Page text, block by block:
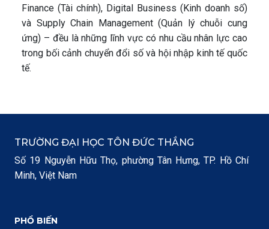
Finance (Tài chính), Digital Business (Kinh doanh số)
và Supply Chain Management (Quản lý chuỗi cung
ứng) – đều là những lĩnh vực có nhu cầu nhân lực cao
trong bối cảnh chuyển đổi số và hội nhập kinh tế quốc
tế.
TRƯỜNG ĐẠI HỌC TÔN ĐỨC THẮNG
Số 19 Nguyễn Hữu Thọ, phường Tân Hưng, TP. Hồ Chí
Minh, Việt Nam
PHỔ BIẾN